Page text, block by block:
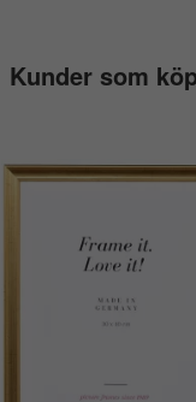
Kunder som